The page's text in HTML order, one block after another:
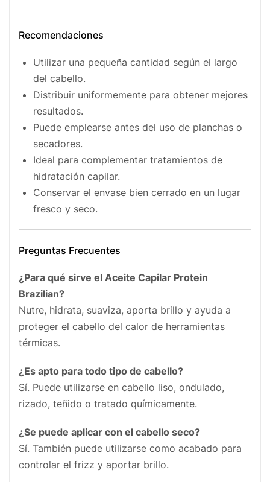
Recomendaciones
Utilizar una pequeña cantidad según el largo
del cabello.
Distribuir uniformemente para obtener mejores
resultados.
Puede emplearse antes del uso de planchas o
secadores.
Ideal para complementar tratamientos de
hidratación capilar.
Conservar el envase bien cerrado en un lugar
fresco y seco.
Preguntas Frecuentes
¿Para qué sirve el Aceite Capilar Protein
Brazilian?
Nutre, hidrata, suaviza, aporta brillo y ayuda a
proteger el cabello del calor de herramientas
térmicas.
¿Es apto para todo tipo de cabello?
Sí. Puede utilizarse en cabello liso, ondulado,
rizado, teñido o tratado químicamente.
¿Se puede aplicar con el cabello seco?
Sí. También puede utilizarse como acabado para
controlar el frizz y aportar brillo.